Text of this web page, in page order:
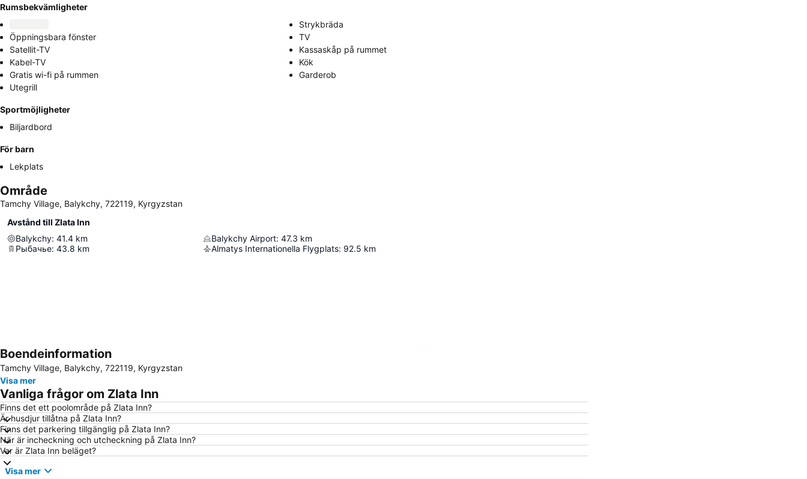
Rumsbekvämligheter
Strykbräda
Öppningsbara fönster
TV
Satellit-TV
Kassaskåp på rummet
Kabel-TV
Kök
Gratis wi-fi på rummen
Garderob
Utegrill
Sportmöjligheter
Biljardbord
För barn
Lekplats
Område
Tamchy Village, Balykchy, 722119, Kyrgyzstan
Avstånd till Zlata Inn
Balykchy: 41.4 km
Рыбачье: 43.8 km
Balykchy Airport: 47.3 km
Almatys Internationella Flygplats: 92.5 km
Boendeinformation
Tamchy Village, Balykchy, 722119, Kyrgyzstan
Visa mer
Vanliga frågor om Zlata Inn
Finns det ett poolområde på Zlata Inn?
Är husdjur tillåtna på Zlata Inn?
Finns det parkering tillgänglig på Zlata Inn?
När är incheckning och utcheckning på Zlata Inn?
Var är Zlata Inn beläget?
Visa mer